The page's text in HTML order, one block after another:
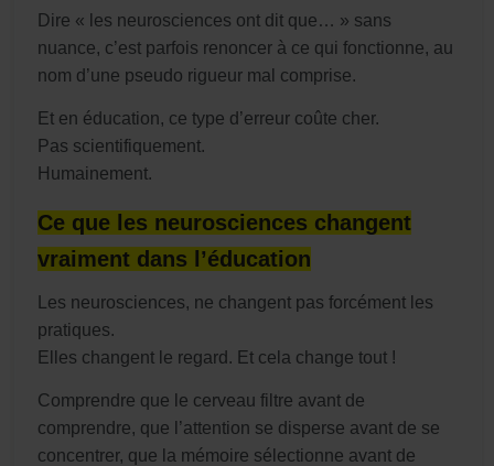
Dire « les neurosciences ont dit que… » sans
nuance, c’est parfois renoncer à ce qui fonctionne, au
nom d’une pseudo rigueur mal comprise.
Et en éducation, ce type d’erreur coûte cher.
Pas scientifiquement.
Humainement.
Ce que les neurosciences changent
vraiment dans l’éducation
Les neurosciences, ne changent pas forcément les
pratiques.
Elles changent le regard. Et cela change tout !
Comprendre que le cerveau filtre avant de
comprendre, que l’attention se disperse avant de se
concentrer, que la mémoire sélectionne avant de